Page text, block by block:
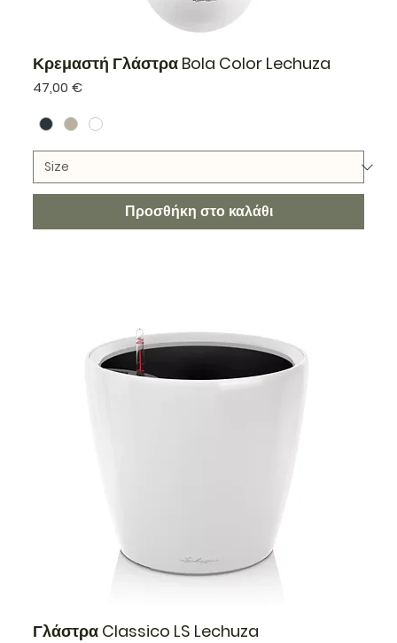
Κρεμαστή Γλάστρα Bola Color Lechuza
Τιμή
47,00 €
Προσθήκη στο καλάθι
Γλάστρα Classico LS Lechuza